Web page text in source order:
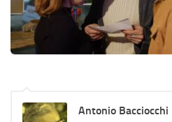
Antonio Bacciocchi